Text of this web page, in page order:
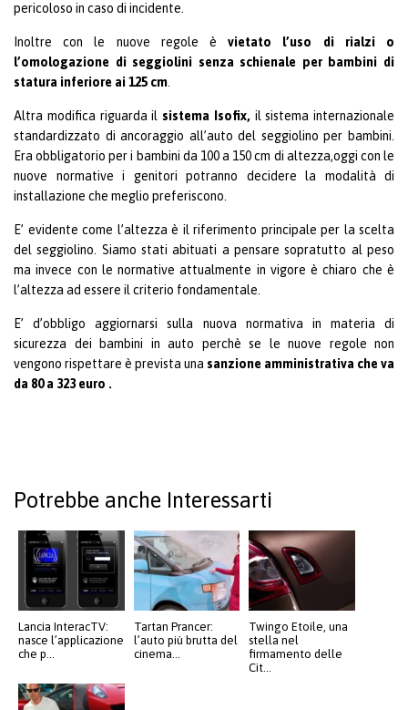
pericoloso in caso di incidente.
Inoltre con le nuove regole èvietato l’uso di rialzi o
l’omologazione di seggiolini senza schienale per bambini di
statura inferiore ai 125 cm
Altra modifica riguarda il sistema Isofix, il sistema internazionale
standardizzato di ancoraggio all’auto del seggiolino per bambini.
Era obbligatorio per i bambini da 100 a 150 cm di altezza,oggi con le
nuove normative i genitori potranno decidere la modalità di
installazione che meglio preferiscono.
E’ evidente come l’altezza è il riferimento principale per la scelta
del seggiolino. Siamo stati abituati a pensare sopratutto al peso
ma invece con le normative attualmente in vigore è chiaro che è
l’altezza ad essere il criterio fondamentale.
E’ d’obbligo aggiornarsi sulla nuova normativa in materia di
sicurezza dei bambini in auto perchè se le nuove regole non
vengono rispettare è prevista una sanzione amministrativa che va
da 80 a 323 euro .
Potrebbe anche Interessarti
Lancia InteracTV:
nasce l’applicazione
che p...
Tartan Prancer:
l’auto più brutta del
cinema...
Twingo Etoile, una
stella nel
firmamento delle
Cit...